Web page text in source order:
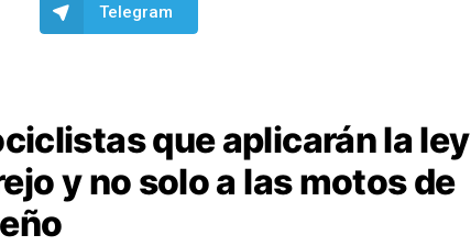
Telegram
que aplicarán la ley
y no solo a las motos de